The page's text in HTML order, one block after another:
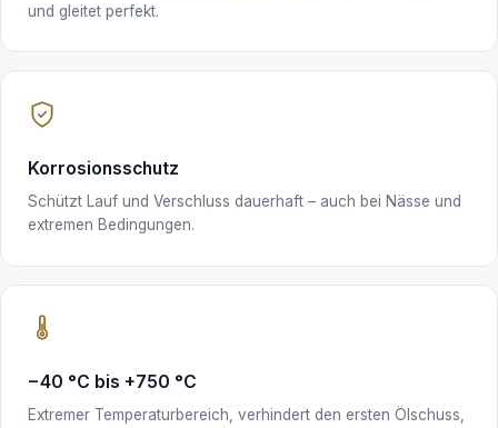
und gleitet perfekt.
Korrosionsschutz
Schützt Lauf und Verschluss dauerhaft – auch bei Nässe und
extremen Bedingungen.
−40 °C bis +750 °C
Extremer Temperaturbereich, verhindert den ersten Ölschuss,